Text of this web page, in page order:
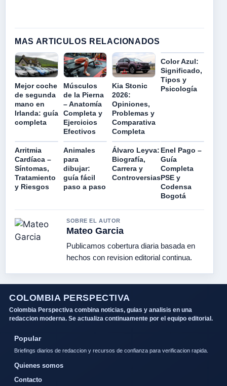
MAS ARTICULOS RELACIONADOS
Mejor coche
de segunda
mano en
Irlanda: guía
completa
Músculos
de la Pierna
– Anatomía
Completa y
Ejercicios
Efectivos
Kia Stonic
2026:
Opiniones,
Problemas y
Comparativa
Completa
Color Azul:
Significado,
Tipos y
Psicología
Arritmia
Cardíaca –
Síntomas,
Tratamiento
y Riesgos
Animales
para
dibujar:
guía fácil
paso a paso
Álvaro Leyva:
Biografía,
Carrera y
Controversias
Enel Pago –
Guía
Completa
PSE y
Codensa
Bogotá
SOBRE EL AUTOR
Mateo Garcia
Publicamos cobertura diaria basada en
hechos con revision editorial continua.
COLOMBIA PERSPECTIVA
Colombia Perspectiva combina noticias, guias y analisis en una
redaccion moderna. Se actualiza continuamente por el equipo editorial.
Popular
Briefings diarios de redaccion y recursos de confianza para verificacion rapida.
Quienes somos
Contacto